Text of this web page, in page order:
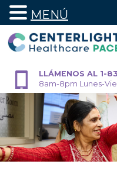
contenido
LLÁMENOS AL 1-
8am-8pm Lunes-
MENÚ